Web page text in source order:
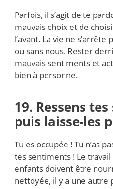
Parfois, il s’agit de te
mauvais choix et de
l’avant. La vie ne s’arrête
ou sans nous. Rester
mauvais sentiments et
bien à personne.
19. Ressens
puis laisse-les
Tu es occupée ! Tu n’as
tes sentiments ! Le
enfants doivent être
nettoyée, il y a une autre